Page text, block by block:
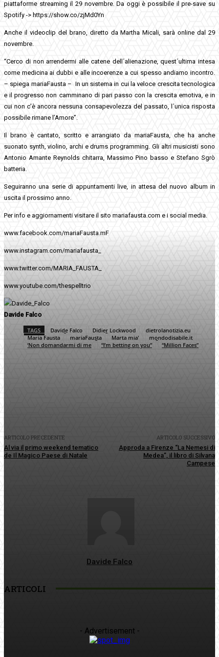
piattaforme streaming il 29 novembre. Da oggi è possibile il pre-save su
Spotify -> https://show.co/zjMd0Yn
Anche il videoclip del brano, diretto da Martha Micali, sarà online dal 29
novembre.
“Cerco di non arrendermi alle catene dell´alienazione, quest´ultima intesa
come medicina ai dubbi e alle incoerenze a cui spesso andiamo incontro.
– spiega mariaFausta – In un sistema in cui la veloce crescita tecnologica
e il progresso non camminano di pari passo con la crescita emotiva, e in
cui non c’è ancora nessuna consapevolezza del passato, l´unica risposta
possibile rimane l’Amore”.
Il brano è cantato, scritto e arrangiato da mariaFausta, che ha anche
suonato synth, violino, archi e drums programming. Gli altri musicisti sono
Antonio Amante Reynolds chitarra, Massimo Pino basso e Stefano Sgrò
batteria.
Seguiranno una serie di appuntamenti live, in attesa del nuovo album in
uscita il prossimo anno.
Per info e aggiornamenti visitare il sito mariafausta.com e i social media.
www.facebook.com/mariaFausta.mF
www.instagram.com/mariafausta_
www.twitter.com/MARIA_FAUSTA_
www.youtube.com/thespelltrio
Davide Falco
TAGS Davide Falco Didier Lockwood
dietrolanotizia.eu
Maria Fausta
mariaFausta Marta mia'
mondodisabile.it
‘Non domandarmi di me
“I’m betting on you” “Million Faces”
ARTICOLO PRECEDENTE
Al via il primo weekend tematico
de Il Magico Paese di Natale
ARTICOLO SUCCESSIVO
Approda a Firenze “La Nemesi di
Medea”, il libro di Silvana
Campese
Davide Falco
ARTICOLI
- Advertisement -